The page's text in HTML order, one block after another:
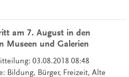
am 7. August in den
Museen und Galerien
03.08.2018 08:48
Bildung, Bürger, Freizeit, Alte